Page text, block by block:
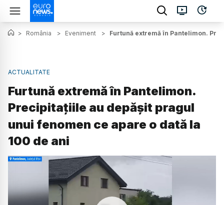
> România > Eveniment > Furtună extremă în Pantelimon.
ACTUALITATE
Furtună extremă în Pantelimon.
Precipitațiile au depășit pragul
unui fenomen ce apare o dată la
100 de ani